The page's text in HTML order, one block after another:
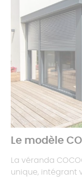
Le modèle
La véranda
unique, intégrant